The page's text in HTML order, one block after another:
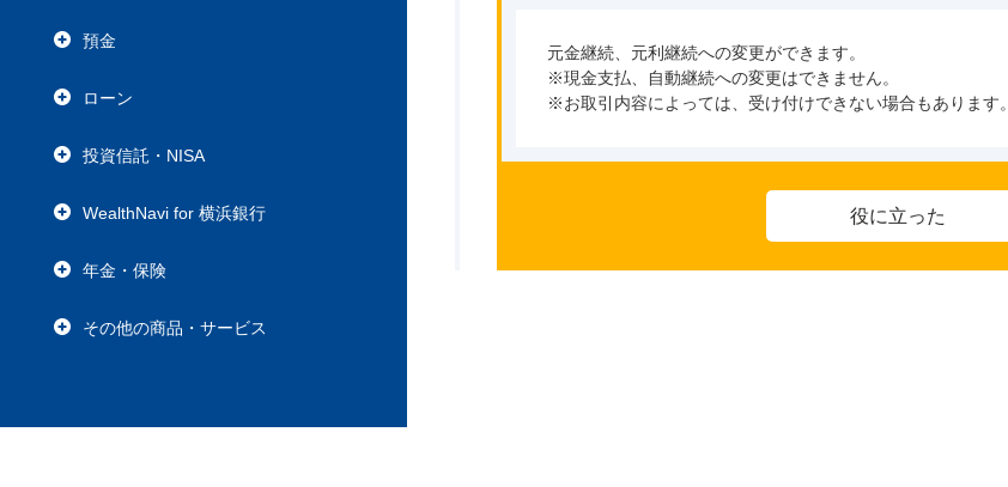
預金
ローン
投資信託・NISA
WealthNavi for 横浜銀行
年金・保険
その他の商品・サービス
元金継続、元利継続への変更ができます。
※現金支払、自動継続への変更はできません。
※お取引内容によっては、受け付けできない場合もあります。
役に立った